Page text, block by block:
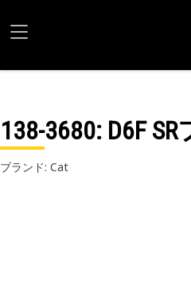
138-3680: D6F
ブランド: Cat